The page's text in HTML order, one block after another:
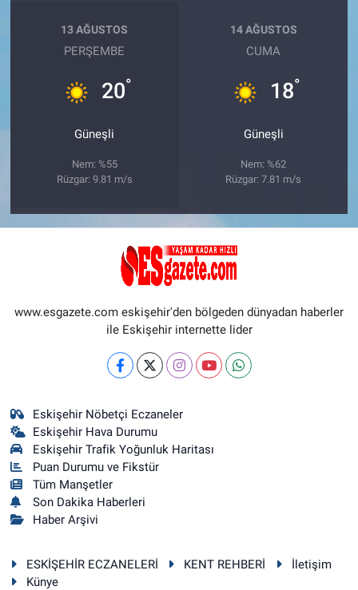
13 AĞUSTOS
PERŞEMBE
20°
Güneşli
Nem: %55
Rüzgar: 9.81 m/s
14 AĞUSTOS
CUMA
18°
Güneşli
Nem: %62
Rüzgar: 7.81 m/s
www.esgazete.com eskişehir'den bölgeden dünyadan haberler
ile Eskişehir internette lider
Eskişehir Nöbetçi Eczaneler
Eskişehir Hava Durumu
Eskişehir Trafik Yoğunluk Haritası
Puan Durumu ve Fikstür
Tüm Manşetler
Son Dakika Haberleri
Haber Arşivi
ESKİŞEHİR ECZANELERİ KENT REHBERİ
İletişim
Künye